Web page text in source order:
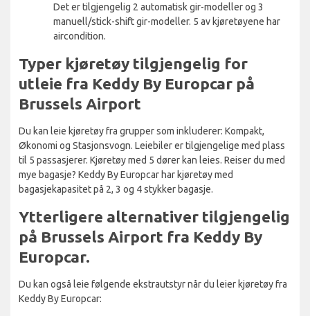
Det er tilgjengelig 2 automatisk gir-modeller og 3
manuell/stick-shift gir-modeller. 5 av kjøretøyene har
aircondition.
Typer kjøretøy tilgjengelig for
utleie fra Keddy By Europcar på
Brussels Airport
Du kan leie kjøretøy fra grupper som inkluderer: Kompakt,
Økonomi og Stasjonsvogn. Leiebiler er tilgjengelige med plass
til 5 passasjerer. Kjøretøy med 5 dører kan leies. Reiser du med
mye bagasje? Keddy By Europcar har kjøretøy med
bagasjekapasitet på 2, 3 og 4 stykker bagasje.
Ytterligere alternativer tilgjengelig
på Brussels Airport fra Keddy By
Europcar.
Du kan også leie følgende ekstrautstyr når du leier kjøretøy fra
Keddy By Europcar: